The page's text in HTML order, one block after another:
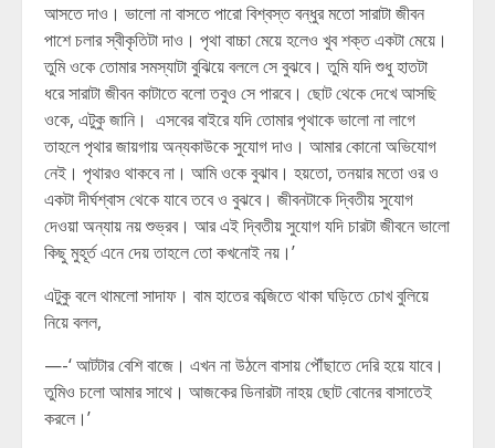
আসতে দাও। ভালো না বাসতে পারো বিশ্বস্ত বন্ধুর মতো সারাটা জীবন
পাশে চলার স্বীকৃতিটা দাও। পৃথা বাচ্চা মেয়ে হলেও খুব শক্ত একটা মেয়ে।
তুমি ওকে তোমার সমস্যাটা বুঝিয়ে বললে সে বুঝবে। তুমি যদি শুধু হাতটা
ধরে সারাটা জীবন কাটাতে বলো তবুও সে পারবে। ছোট থেকে দেখে আসছি
ওকে, এটুকু জানি। এসবের বাইরে যদি তোমার পৃথাকে ভালো না লাগে
তাহলে পৃথার জায়গায় অন্যকাউকে সুযোগ দাও। আমার কোনো অভিযোগ
নেই। পৃথারও থাকবে না। আমি ওকে বুঝাব। হয়তো, তনয়ার মতো ওর ও
একটা দীর্ঘশ্বাস থেকে যাবে তবে ও বুঝবে। জীবনটাকে দ্বিতীয় সুযোগ
দেওয়া অন্যায় নয় শুভ্রব। আর এই দ্বিতীয় সুযোগ যদি চারটা জীবনে ভালো
কিছু মুহূর্ত এনে দেয় তাহলে তো কখনোই নয়।’
এটুকু বলে থামলো সাদাফ। বাম হাতের কব্জিতে থাকা ঘড়িতে চোখ বুলিয়ে
নিয়ে বলল,
—-‘ আটটার বেশি বাজে। এখন না উঠলে বাসায় পৌঁছাতে দেরি হয়ে যাবে।
তুমিও চলো আমার সাথে। আজকের ডিনারটা নাহয় ছোট বোনের বাসাতেই
করলে।’